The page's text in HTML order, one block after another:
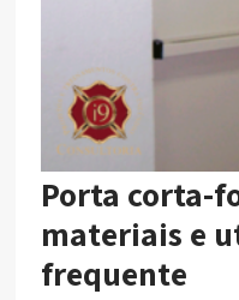
Porta corta-
materiais e
frequente